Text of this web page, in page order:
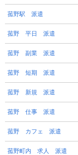
菰野駅 派遣
菰野 平日 派遣
菰野 副業 派遣
菰野 短期 派遣
菰野 新規 派遣
菰野 仕事 派遣
菰野 カフェ 派遣
菰野町内 求人 派遣